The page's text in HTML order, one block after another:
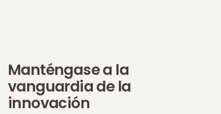
Manténgase a la
vanguardia de la
innovación